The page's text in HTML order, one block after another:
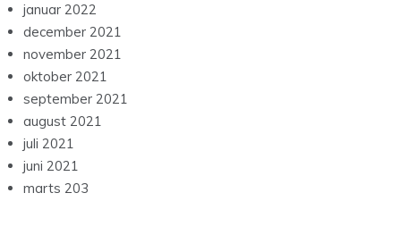
januar 2022
december 2021
november 2021
oktober 2021
september 2021
august 2021
juli 2021
juni 2021
marts 203